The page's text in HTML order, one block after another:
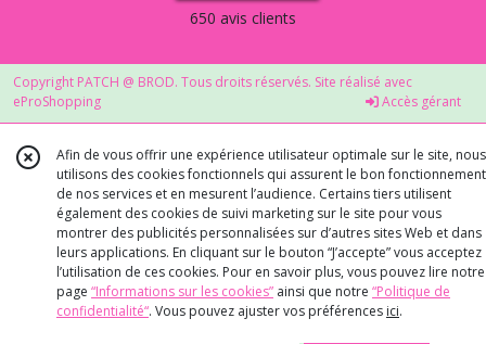
650 avis clients
Copyright PATCH @ BROD. Tous droits réservés. Site réalisé avec
eProShopping
Accès gérant
Afin de vous offrir une expérience utilisateur optimale sur le site, nous
utilisons des cookies fonctionnels qui assurent le bon fonctionnement
de nos services et en mesurent l’audience. Certains tiers utilisent
également des cookies de suivi marketing sur le site pour vous
montrer des publicités personnalisées sur d’autres sites Web et dans
leurs applications. En cliquant sur le bouton “J’accepte” vous acceptez
l’utilisation de ces cookies. Pour en savoir plus, vous pouvez lire notre
page “Informations sur les cookies” ainsi que notre “Politique de
confidentialité“. Vous pouvez ajuster vos préférences ici.